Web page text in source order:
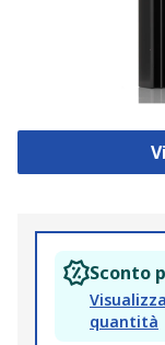
Sconto
quantità